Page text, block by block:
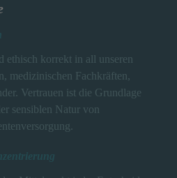
ethisch korrekt in all unseren
medizinischen Fachkräften,
Vertrauen ist die Grundlage
sensiblen Natur von